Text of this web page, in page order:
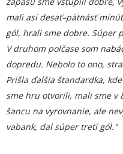
mali asi desať–pätnásť
gól, hrali sme dobre. Súper
V druhom polčase som
dopredu. Nebolo to ono,
Prišla ďalšia štandardka,
sme hru otvorili, mali sme v
šancu na vyrovnanie, ale
vabank, dal súper tretí gól."